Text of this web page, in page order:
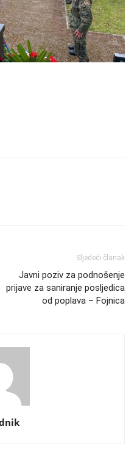
Sljedeći članak
Javni poziv za podnošenje
prijave za saniranje posljedica
od poplava – Fojnica